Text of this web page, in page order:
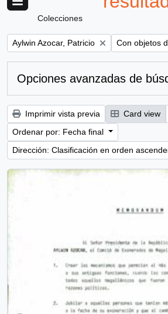
Colecciones
Remove filter:
Aylwin Azocar, Patricio Remove filter:
Con objetos
Opciones avanzadas de
Imprimir vista previa Card view
Ordenar por: Fecha final
Dirección: Clasificación en orden